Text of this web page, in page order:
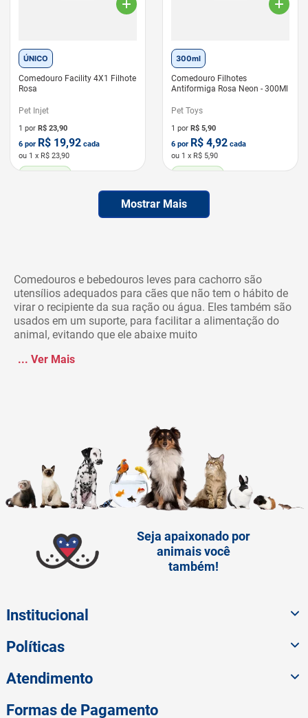
ÚNICO
Comedouro Facility 4X1 Filhote
Rosa
Pet Injet
1 por R$ 23,90
6 por R$ 19,92 cada
ou 1 x R$ 23,90
300ml
Comedouro Filhotes
Antiformiga Rosa Neon - 300Ml
Pet Toys
1 por R$ 5,90
6 por R$ 4,92 cada
ou 1 x R$ 5,90
Mostrar Mais
Comedouros e bebedouros leves para cachorro são
utensílios adequados para cães que não tem o hábito de
virar o recipiente da sua ração ou água. Eles também são
usados em um suporte, para facilitar a alimentação do
animal, evitando que ele abaixe muito
... Ver Mais
Seja apaixonado por
animais você
também!
Institucional
Políticas
Atendimento
Formas de Pagamento